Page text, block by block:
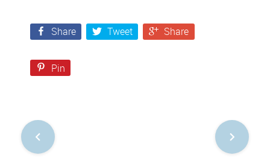
Share Tweet Share
Pin
Nawigacja